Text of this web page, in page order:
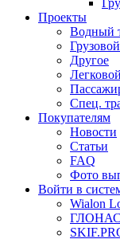
Проекты
Водный
Другое
Спец.
Покупателям
Новости
Статьи
FAQ
Фото
Войти в
Wialon